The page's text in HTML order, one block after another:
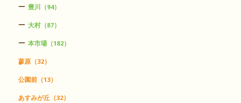
豊川（94）
大村（87）
本市場（182）
蓼原（32）
公園前（13）
あすみが丘（32）